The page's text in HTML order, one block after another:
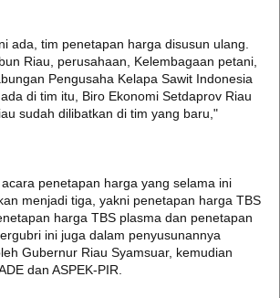
ada, tim penetapan harga disusun ulang.
Riau, perusahaan, Kelembagaan petani,
Pengusaha Kelapa Sawit Indonesia
di tim itu, Biro Ekonomi Setdaprov Riau
sudah dilibatkan di tim yang baru,"
penetapan harga yang selama ini
menjadi tiga, yakni penetapan harga TBS
harga TBS plasma dan penetapan
ini juga dalam penyusunannya
Gubernur Riau Syamsuar, kemudian
dan ASPEK-PIR.